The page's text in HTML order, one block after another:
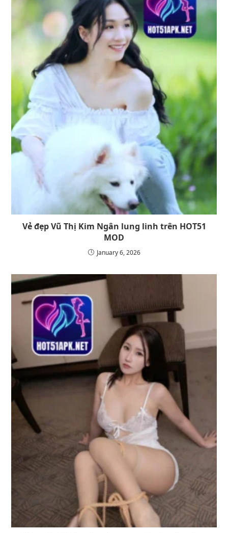
Vẻ đẹp Vũ Thị Kim Ngân lung linh trên HOT51
MOD
January 6, 2026